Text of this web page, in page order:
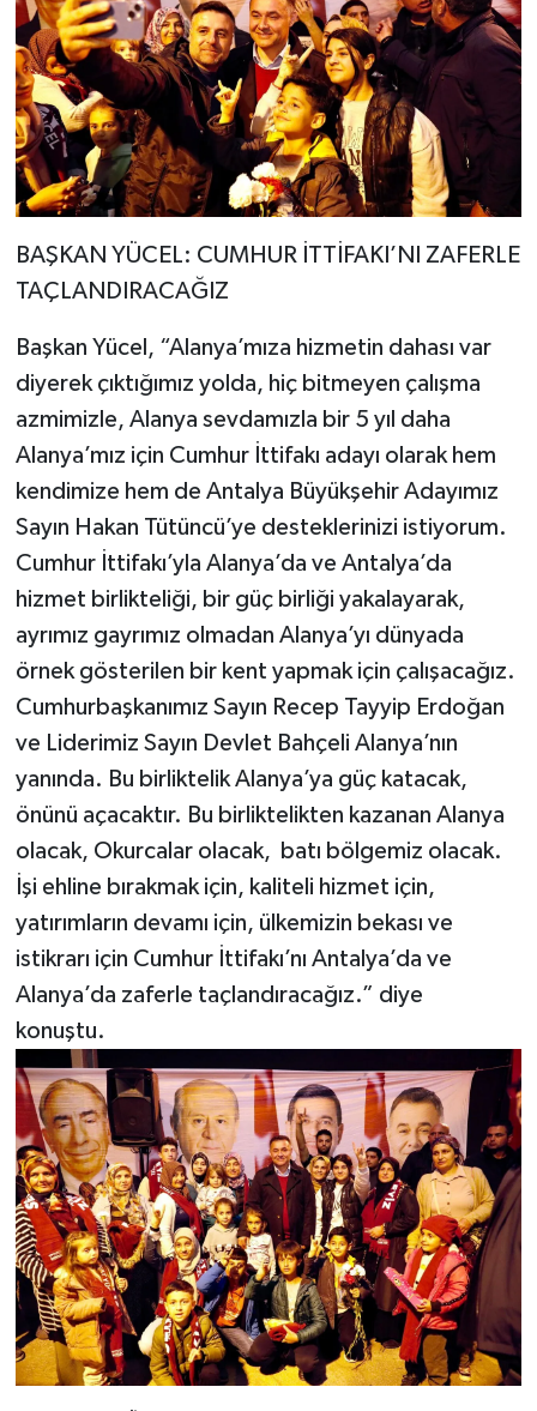
BAŞKAN YÜCEL: CUMHUR İTTİFAKI’NI ZAFERLE
TAÇLANDIRACAĞIZ
Başkan Yücel, “Alanya’mıza hizmetin dahası var
diyerek çıktığımız yolda, hiç bitmeyen çalışma
azmimizle, Alanya sevdamızla bir 5 yıl daha
Alanya’mız için Cumhur İttifakı adayı olarak hem
kendimize hem de Antalya Büyükşehir Adayımız
Sayın Hakan Tütüncü’ye desteklerinizi istiyorum.
Cumhur İttifakı’yla Alanya’da ve Antalya’da
hizmet birlikteliği, bir güç birliği yakalayarak,
ayrımız gayrımız olmadan Alanya’yı dünyada
örnek gösterilen bir kent yapmak için çalışacağız.
Cumhurbaşkanımız Sayın Recep Tayyip Erdoğan
ve Liderimiz Sayın Devlet Bahçeli Alanya’nın
yanında. Bu birliktelik Alanya’ya güç katacak,
önünü açacaktır. Bu birliktelikten kazanan Alanya
olacak, Okurcalar olacak, batı bölgemiz olacak.
İşi ehline bırakmak için, kaliteli hizmet için,
yatırımların devamı için, ülkemizin bekası ve
istikrarı için Cumhur İttifakı’nı Antalya’da ve
Alanya’da zaferle taçlandıracağız.” diye
konuştu.